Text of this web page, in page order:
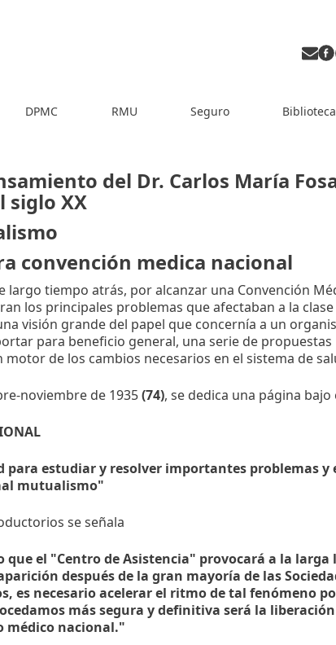
DPMC RMU Seguro Biblioteca
del Dr. Carlos María
siglo XX
convención medica nacional
largo tiempo atrás, por alcanzar una Convención
los principales problemas que afectaban a la clase
visión grande del papel que concernía a un
para beneficio general, una serie de propuestas
de los cambios necesarios en el sistema de
noviembre de 1935(74), se dedica una página
para estudiar y resolver importantes problemas y
mutualismo"
se señala
que el "Centro de Asistencia" provocará a la larga
después de la gran mayoría de las
es necesario acelerar el ritmo de tal fenómeno
más segura y definitiva será la liberación
médico nacional."